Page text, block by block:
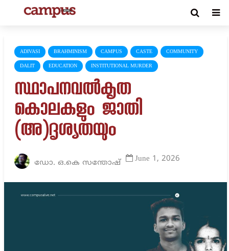
ADIVASI BRAHMINISM CAMPUS CASTE COMMUNITY
DALIT EDUCATION INSTITUTIONAL MURDER
സ്ഥാപനവൽകൃത
കൊലകളും ജാതി
(അ)ദൃശ്യതയും
ഡോ. ഒ.കെ സന്തോഷ് June 1, 2026